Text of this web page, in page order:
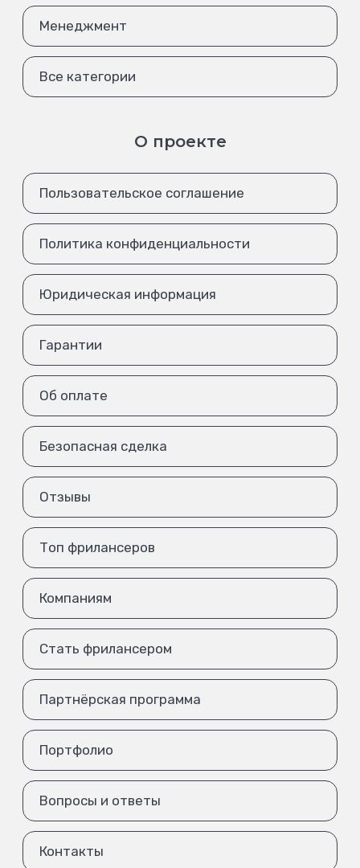
Менеджмент
Все категории
О проекте
Пользовательское соглашение
Политика конфиденциальности
Юридическая информация
Гарантии
Об оплате
Безопасная сделка
Отзывы
Топ фрилансеров
Компаниям
Стать фрилансером
Партнёрская программа
Портфолио
Вопросы и ответы
Контакты